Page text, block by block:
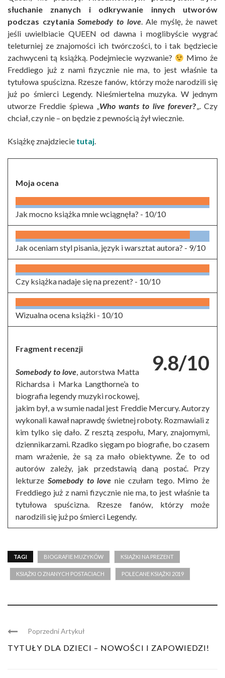
słuchanie znanych i odkrywanie innych utworów
podczas czytaniaSomebody to love. Ale myślę, że nawet
jeśli uwielbiacie QUEEN od dawna i moglibyście wygrać
teleturniej ze znajomości ich twórczości, to i tak będziecie
zachwyceni tą książką. Podejmiecie wyzwanie?
Mimo że
Freddiego już z nami fizycznie nie ma, to jest właśnie ta
tytułowa spuścizna. Rzesze fanów, którzy może narodzili się
już po śmierci Legendy. Nieśmiertelna muzyka. W jednym
utworze Freddie śpiewa „Who wants to live forever?„. Czy
chciał, czy nie – on będzie z pewnością żył wiecznie.
Książkę znajdziecie tutaj.
Moja ocena
Jak mocno książka mnie wciągnęła? - 10/10
Jak oceniam styl pisania, język i warsztat autora? - 9/10
Czy książka nadaje się na prezent? - 10/10
Wizualna ocena książki - 10/10
9.8/10
Fragment recenzji
Somebody to love , autorstwa Matta
Richardsa i Marka Langthorne’a to
biografia legendy muzyki rockowej,
jakim był, a w sumie nadal jest Freddie Mercury. Autorzy
wykonali kawał naprawdę świetnej roboty. Rozmawiali z
kim tylko się dało. Z resztą zespołu, Mary, znajomymi,
dziennikarzami. Rzadko sięgam po biografie, bo czasem
mam wrażenie, że są za mało obiektywne. Że to od
autorów zależy, jak przedstawią daną postać. Przy
lekturze Somebody to love nie czułam tego. Mimo że
Freddiego już z nami fizycznie nie ma, to jest właśnie ta
tytułowa spuścizna. Rzesze fanów, którzy może
narodzili się już po śmierci Legendy.
TAGI BIOGRAFIE MUZYKÓW KSIĄŻKI NA PREZENT
KSIĄŻKI O ZNANYCH POSTACIACH POLECANE KSIĄŻKI 2019
Poprzedni Artykuł
TYTUŁY DLA DZIECI – NOWOŚCI I ZAPOWIEDZI!